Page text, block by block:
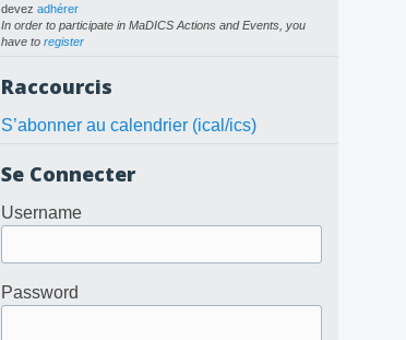
devez adhérer
In order to participate in MaDICS Actions and Events, you
have to register
Raccourcis
S’abonner au calendrier (ical/ics)
Se Connecter
Username
Password